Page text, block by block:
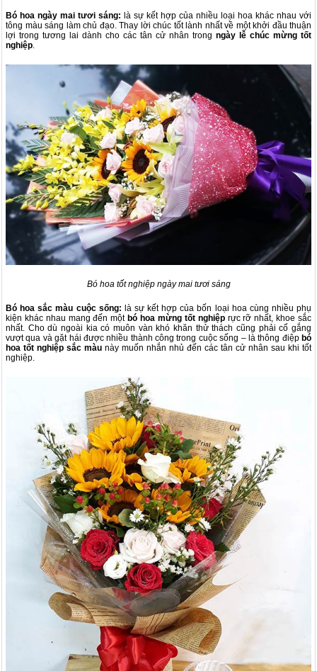
Bó hoa ngày mai tươi sáng: là sự kết hợp của nhiều loại hoa khác nhau với
tông màu sáng làm chủ đạo. Thay lời chúc tốt lành nhất về một khởi đầu thuận
lợi trong tương lai dành cho các tân cử nhân trong ngày lễ chúc mừng tốt
nghiệp.
Bó hoa tốt nghiệp ngày mai tươi sáng
Bó hoa sắc màu cuộc sống: là sự kết hợp của bốn loại hoa cùng nhiều phụ
kiện khác nhau mang đến một bó hoa mừng tốt nghiệprực rỡ nhất, khoe sắc
nhất. Cho dù ngoài kia có muôn vàn khó khăn thử thách cũng phải cố gắng
vượt qua và gặt hái được nhiều thành công trong cuộc sống – là thông điệp bó
hoa tốt nghiệp sắc màu này muốn nhắn nhủ đến các tân cử nhân sau khi tốt
nghiệp.